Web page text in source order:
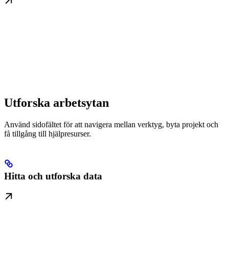
Utforska arbetsytan
Använd sidofältet för att navigera mellan verktyg, byta projekt och
få tillgång till hjälpresurser.
Hitta och utforska data